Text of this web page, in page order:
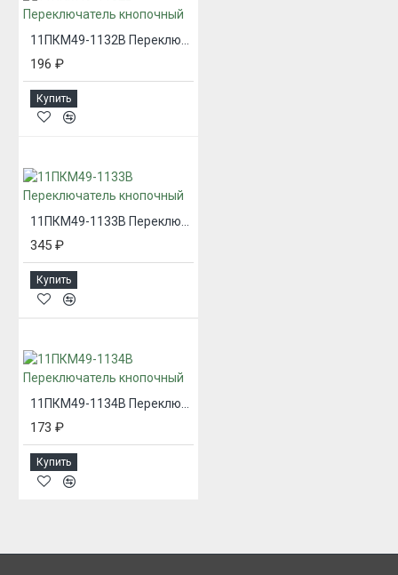
196 ₽
Купить
11ПКМ49-1133В Переключатель кнопочный
345 ₽
Купить
11ПКМ49-1134В Переключатель кнопочный
173 ₽
Купить